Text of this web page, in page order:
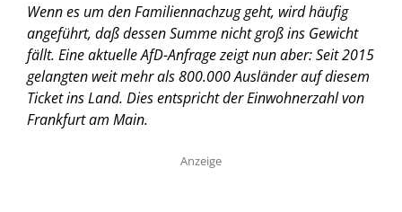
Wenn es um den Familiennachzug geht, wird häufig
angeführt, daß dessen Summe nicht groß ins Gewicht
fällt. Eine aktuelle AfD-Anfrage zeigt nun aber: Seit 2015
gelangten weit mehr als 800.000 Ausländer auf diesem
Ticket ins Land. Dies entspricht der Einwohnerzahl von
Frankfurt am Main.
Anzeige